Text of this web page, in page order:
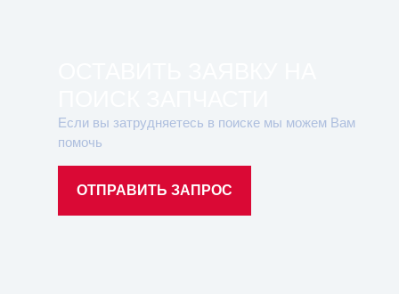
Если вы затрудняетесь в поиске мы можем Вам
помочь
ОТПРАВИТЬ ЗАПРОС